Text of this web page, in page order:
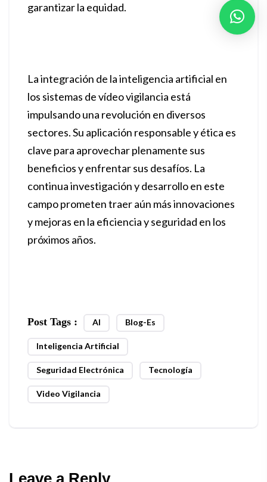
garantizar la equidad.
La integración de la inteligencia artificial en
los sistemas de vídeo vigilancia está
impulsando una revolución en diversos
sectores. Su aplicación responsable y ética es
clave para aprovechar plenamente sus
beneficios y enfrentar sus desafíos. La
continua investigación y desarrollo en este
campo prometen traer aún más innovaciones
y mejoras en la eficiencia y seguridad en los
próximos años.
Post Tags : AI Blog-Es
Inteligencia Artificial
Seguridad Electrónica Tecnología
Video Vigilancia